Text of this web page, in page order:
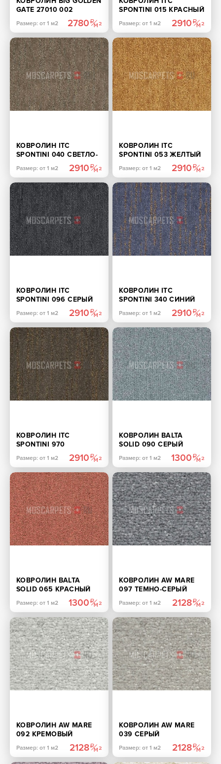
GATE 27010 002
Размер: от 1 м2 2780
SPONTINI 015 КРАСНЫЙ
Размер: от 1 м2 2910
КОВРОЛИН ITC
SPONTINI 040 СВЕТЛО-
Размер: от 1 м2 2910
КОВРОЛИН ITC
SPONTINI 053 ЖЕЛТЫЙ
Размер: от 1 м2 2910
КОВРОЛИН ITC
SPONTINI 096 СЕРЫЙ
Размер: от 1 м2 2910
КОВРОЛИН ITC
SPONTINI 340 СИНИЙ
Размер: от 1 м2 2910
КОВРОЛИН ITC
SPONTINI 970
Размер: от 1 м2 2910
КОВРОЛИН BALTA
SOLID 090 СЕРЫЙ
Размер: от 1 м2 1300
КОВРОЛИН BALTA
SOLID 065 КРАСНЫЙ
Размер: от 1 м2 1300
КОВРОЛИН AW MARE
097 ТЕМНО-СЕРЫЙ
Размер: от 1 м2 2128
КОВРОЛИН AW MARE
092 КРЕМОВЫЙ
Размер: от 1 м2 2128
КОВРОЛИН AW MARE
039 СЕРЫЙ
Размер: от 1 м2 2128